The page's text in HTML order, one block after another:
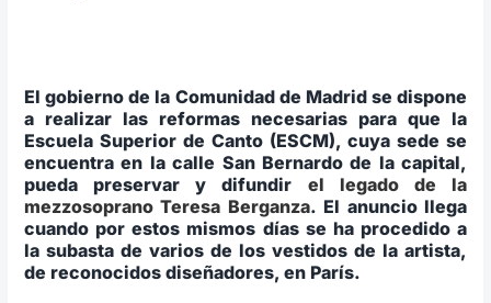
El gobierno de la Comunidad de Madrid se dispone
a realizar las reformas necesarias para que la
Escuela Superior de Canto (ESCM), cuya sede se
encuentra en la calle San Bernardo de la capital,
pueda preservar y difundir el legado de la
mezzosoprano Teresa Berganza. El anuncio llega
cuando por estos mismos días se ha procedido a
la subasta de varios de los vestidos de la artista,
de reconocidos diseñadores, en París.